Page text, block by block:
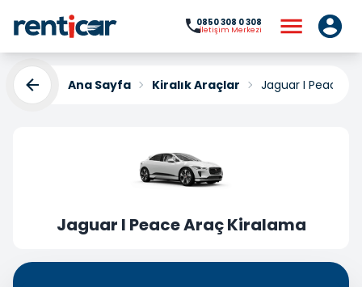
0850 308 0 308
İletişim Merkezi
Ana Sayfa Kiralık Araçlar Jaguar I Peace
Jaguar I Peace Araç Kiralama